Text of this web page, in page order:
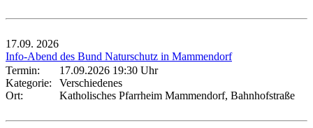
17.09. 2026
Info-Abend des Bund Naturschutz in Mammendorf
Termin:
17.09.2026 19:30 Uhr
Kategorie:
Verschiedenes
Ort:
Katholisches Pfarrheim Mammendorf, Bahnhofstraße